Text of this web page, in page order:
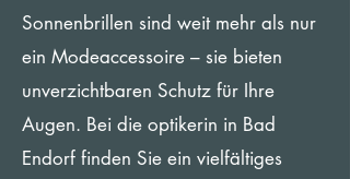
Sonnenbrillen sind weit mehr als nur
ein Modeaccessoire – sie bieten
unverzichtbaren Schutz für Ihre
Augen. Bei die optikerin in Bad
Endorf finden Sie ein vielfältiges